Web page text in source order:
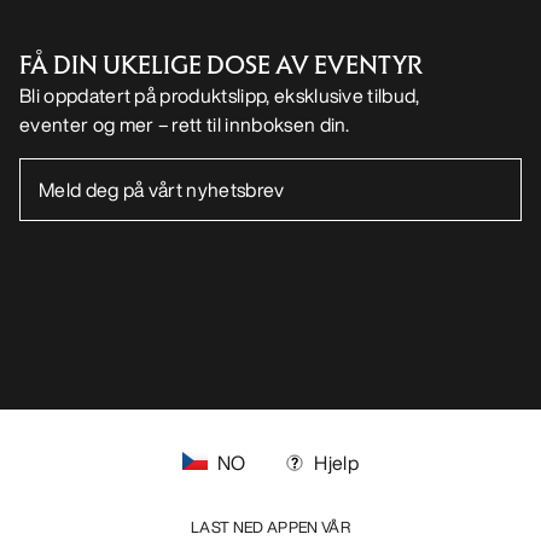
FÅ DIN UKELIGE DOSE AV EVENTYR
Bli oppdatert på produktslipp, eksklusive tilbud,
eventer og mer – rett til innboksen din.
NO Hjelp
LAST NED APPEN VÅR